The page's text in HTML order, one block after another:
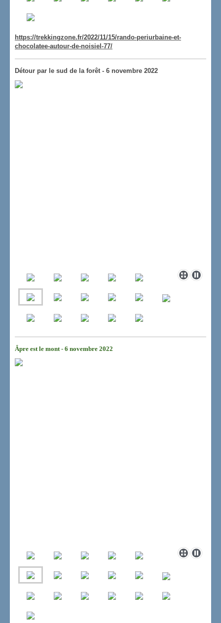
https://trekkingzone.fr/2022/11/15/rando-periurbaine-et-
chocolatee-autour-de-noisiel-77/
Détour par le sud de la forêt - 6 novembre 2022
Âpre est le mont - 6 novembre 2022